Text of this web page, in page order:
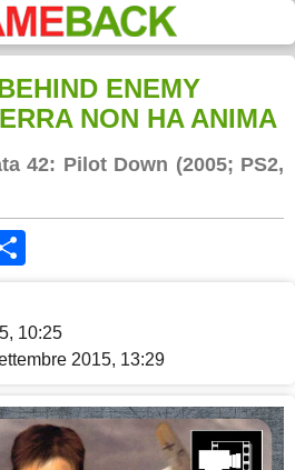
ENEMY
NON HA ANIMA
42: Pilot Down (2005; PS2,
10:25
2015, 13:29